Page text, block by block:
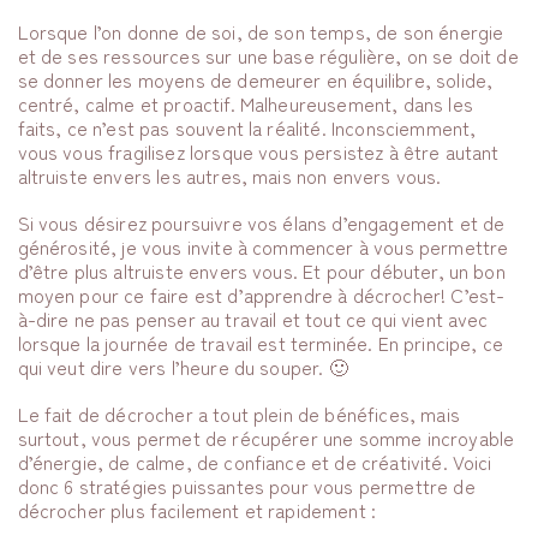
Lorsque l’on donne de soi, de son temps, de son énergie
et de ses ressources sur une base régulière, on se doit de
se donner les moyens de demeurer en équilibre, solide,
centré, calme et proactif. Malheureusement, dans les
faits, ce n’est pas souvent la réalité. Inconsciemment,
vous vous fragilisez lorsque vous persistez à être autant
altruiste envers les autres, mais non envers vous.
Si vous désirez poursuivre vos élans d’engagement et de
générosité, je vous invite à commencer à vous permettre
d’être plus altruiste envers vous. Et pour débuter, un bon
moyen pour ce faire est d’apprendre à décrocher! C’est-
à-dire ne pas penser au travail et tout ce qui vient avec
lorsque la journée de travail est terminée. En principe, ce
qui veut dire vers l’heure du souper. 🙂
Le fait de décrocher a tout plein de bénéfices, mais
surtout, vous permet de récupérer une somme incroyable
d’énergie, de calme, de confiance et de créativité. Voici
donc 6 stratégies puissantes pour vous permettre de
décrocher plus facilement et rapidement :